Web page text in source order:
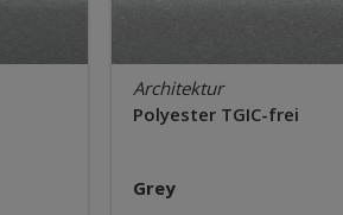
Architektur
Polyester TGIC-frei
Grey